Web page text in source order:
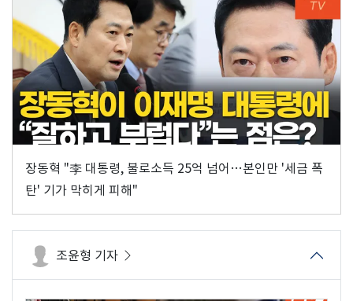
장동혁 "李 대통령, 불로소득 25억 넘어…본인만 '세금 폭
탄' 기가 막히게 피해"
조윤형 기자